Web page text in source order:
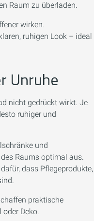
Raum zu überladen.
wirken.
ruhigen Look – ideal
Unruhe
nicht gedrückt wirkt. Je
ruhiger und
und
Raums optimal aus.
dass Pflegeprodukte,
praktische
Deko.